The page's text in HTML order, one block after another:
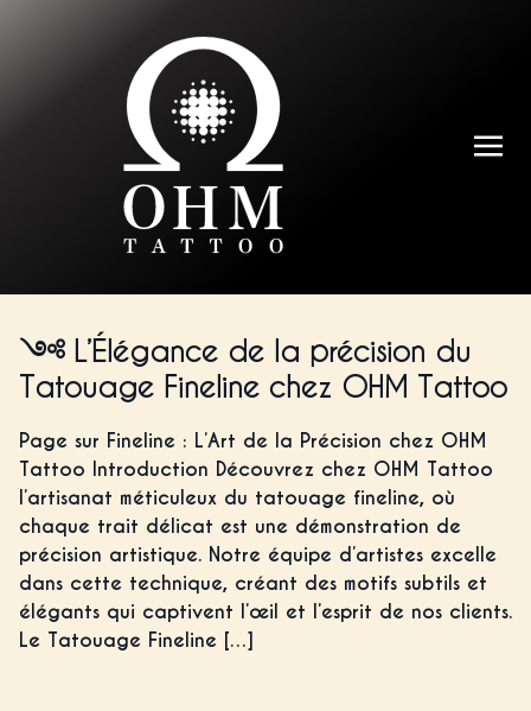
L’Élégance de la précision du
Tatouage Fineline chez OHM Tattoo
Page sur Fineline : L’Art de la Précision chez OHM
Tattoo Introduction Découvrez chez OHM Tattoo
l’artisanat méticuleux du tatouage fineline, où
chaque trait délicat est une démonstration de
précision artistique. Notre équipe d’artistes excelle
dans cette technique, créant des motifs subtils et
élégants qui captivent l’œil et l’esprit de nos clients.
Le Tatouage Fineline […]